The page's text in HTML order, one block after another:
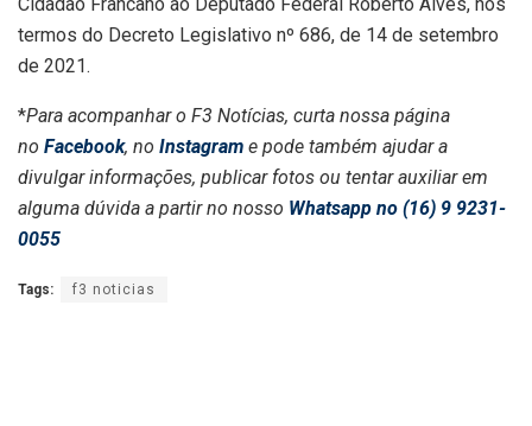
termos do Decreto Legislativo nº 686, de 14 de setembro
de 2021.
*Para acompanhar o F3 Notícias, curta nossa página
no Facebook, no Instagram e pode também ajudar a
divulgar informações, publicar fotos ou tentar auxiliar em
alguma dúvida a partir no nosso Whatsapp no (16) 9 9231-
0055
Tags: f3 noticias